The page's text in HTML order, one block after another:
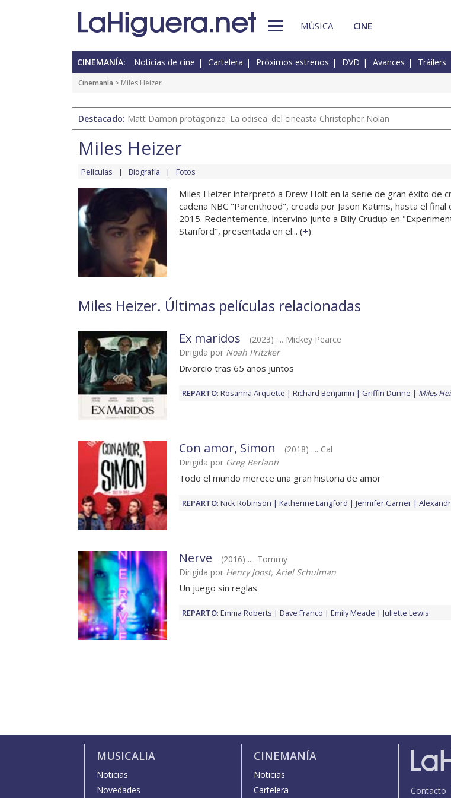
MÚSICA CINE
CINEMANÍA: Noticias de cine Cartelera Próximos estrenos DVD Avances Tráilers
Cinemanía > Miles Heizer
Destacado: Matt Damon protagoniza 'La odisea' del cineasta Christopher Nolan
Miles Heizer
Películas Biografía Fotos
Miles Heizer interpretó a Drew Holt en la serie de gran éxito de
cadena NBC "Parenthood", creada por Jason Katims, hasta el final
2015. Recientemente, intervino junto a Billy Crudup en
Stanford", presentada en el... (+)
Miles Heizer. Últimas películas relacionadas
Ex maridos
(2023) .... Mickey Pearce
Dirigida por Noah Pritzker
Divorcio tras 65 años juntos
REPARTO: Rosanna Arquette Richard Benjamin Griffin Dunne Miles
Con amor, Simon
(2018) .... Cal
Dirigida por Greg Berlanti
Todo el mundo merece una gran historia de amor
REPARTO: Nick Robinson Katherine Langford Jennifer Garner
Nerve
(2016) .... Tommy
Dirigida por Henry Joost, Ariel Schulman
Un juego sin reglas
REPARTO: Emma Roberts Dave Franco Emily Meade Juliette Lewis
MUSICALIA
Noticias
Novedades
CINEMANÍA
Noticias
Cartelera
Contacto